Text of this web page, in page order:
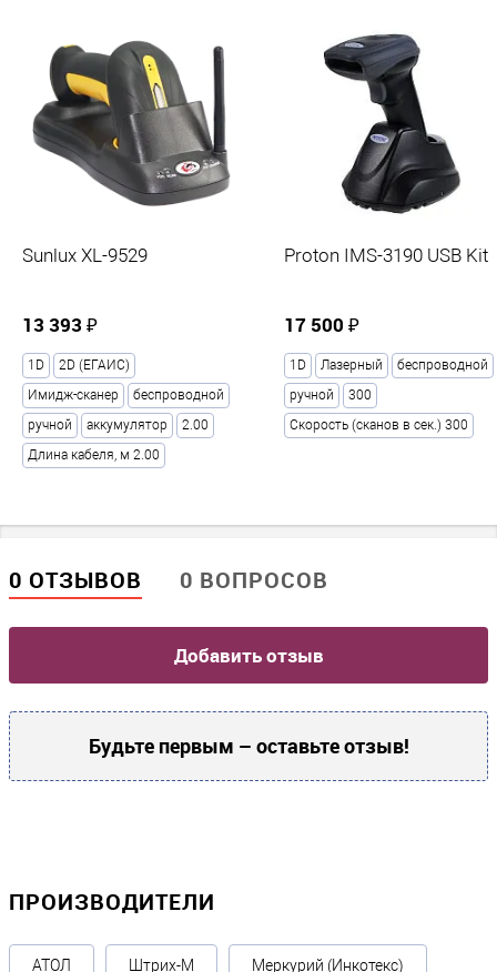
Vioteh
Sunlux XL-9529
13 393 ₽
1D
2D (ЕГАИС)
Имидж-сканер
беспроводной
ручной
аккумулятор
2.00
Длина кабеля, м 2.00
Proton IMS-3190 USB Kit
17 500 ₽
1D Лазерный
беспроводной
ручной
300
Скорость (сканов в сек.) 300
0 ОТЗЫВОВ 0 ВОПРОСОВ
Добавить отзыв
Будьте первым – оставьте отзыв!
ПРОИЗВОДИТЕЛИ
АТОЛ Штрих-М Меркурий (Инкотекс)